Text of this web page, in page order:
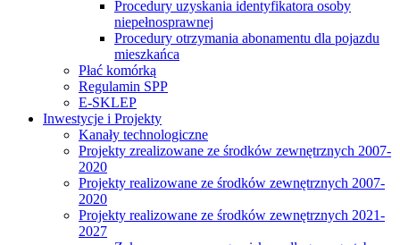
Procedury uzyskania identyfikatora osoby
niepełnosprawnej
Procedury otrzymania abonamentu dla pojazdu
mieszkańca
Płać komórką
Regulamin SPP
E-SKLEP
Inwestycje i Projekty
Kanały technologiczne
Projekty zrealizowane ze środków zewnętrznych 2007-
2020
Projekty realizowane ze środków zewnętrznych 2007-
2020
Projekty realizowane ze środków zewnętrznych 2021-
2027